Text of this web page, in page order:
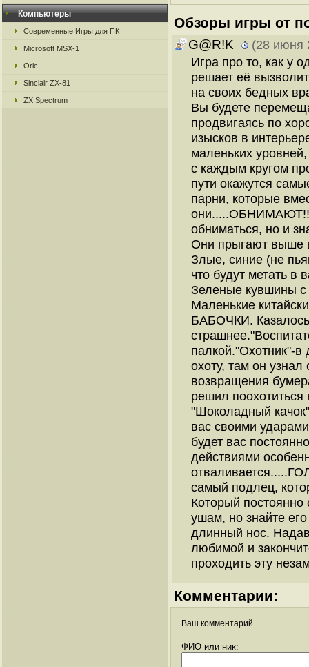
Компьютеры
Современные Игры для ПК
Microsoft MSX-1
Oric
Sinclair ZX-81
ZX Spectrum
Обзоры игры от
G@R!K
(28 июня
Игра про то, как у
решает её
на своих бедных
Вы будете
продвигаясь по
изысков в
маленьких
с каждым кругом
пути окажутся
парни, которые
они.....ОБНИМАЮТ!!!
обниматься, но и
Они прыгают выше
Злые, синие (не
что будут метать в
Зеленые кувшины
Маленькие
БАБОЧКИ.
палкой."Охотник"-в
охоту, там он
возвращения
решил поохотиться
"Шоколадный
вас своими
будет вас
действиями
самый подлец,
Который
ушам, но знайте
длинный нос.
любимой и
проходить эту
Комментарии:
Ваш комментарий
ФИО или ник: